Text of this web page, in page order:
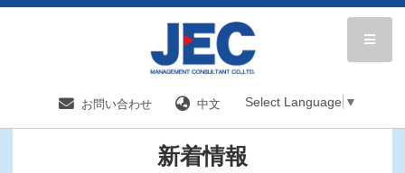
お問い合わせ 中文 Select Language ▼
新着情報／国内分野一覧 新着情報
新着情報